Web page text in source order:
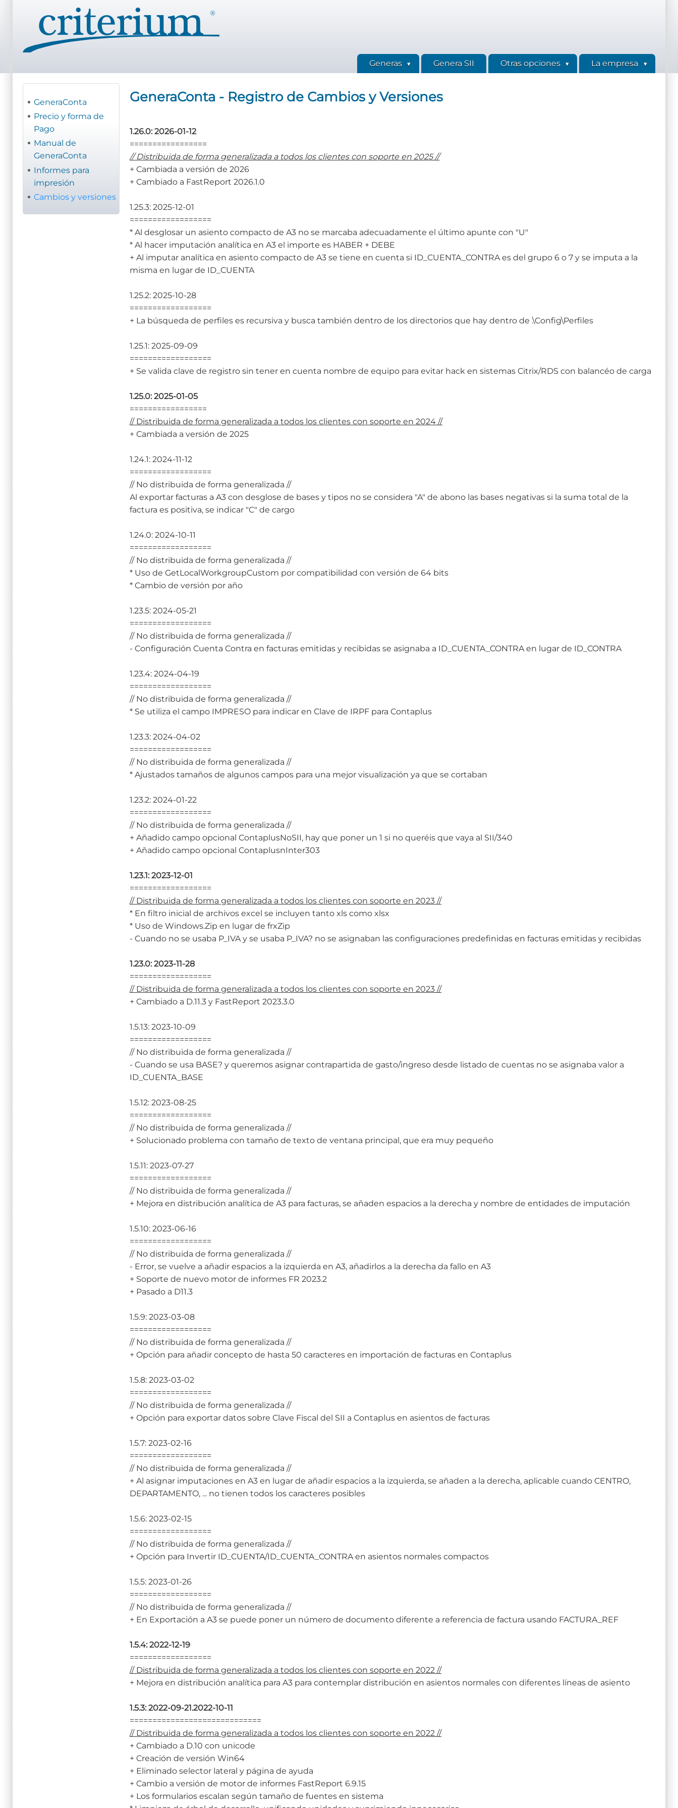
contenido
principal
Generas Genera SII Otras opciones La empresa
GeneraConta
Precio y forma de
Pago
Manual de
GeneraConta
Informes para
impresión
Cambios y versiones
GeneraConta - Registro de Cambios y Versiones
1.26.0: 2026-01-12
=================
// Distribuida de forma generalizada a todos los clientes con soporte en 2025 //
+ Cambiada a versión de 2026
+ Cambiado a FastReport 2026.1.0
1.25.3: 2025-12-01
==================
* Al desglosar un asiento compacto de A3 no se marcaba adecuadamente el último apunte con "U"
* Al hacer imputación analítica en A3 el importe es HABER + DEBE
+ Al imputar analítica en asiento compacto de A3 se tiene en cuenta si ID_CUENTA_CONTRA es del grupo 6 o 7 y se imputa a la
misma en lugar de ID_CUENTA
1.25.2: 2025-10-28
==================
+ La búsqueda de perfiles es recursiva y busca también dentro de los directorios que hay dentro de .\Config\Perfiles
1.25.1: 2025-09-09
==================
+ Se valida clave de registro sin tener en cuenta nombre de equipo para evitar hack en sistemas Citrix/RDS con balancéo de carga
1.25.0: 2025-01-05
=================
// Distribuida de forma generalizada a todos los clientes con soporte en 2024 //
+ Cambiada a versión de 2025
1.24.1: 2024-11-12
==================
// No distribuida de forma generalizada //
Al exportar facturas a A3 con desglose de bases y tipos no se considera "A" de abono las bases negativas si la suma total de la
factura es positiva, se indicar "C" de cargo
1.24.0: 2024-10-11
==================
// No distribuida de forma generalizada //
* Uso de GetLocalWorkgroupCustom por compatibilidad con versión de 64 bits
* Cambio de versión por año
1.23.5: 2024-05-21
==================
// No distribuida de forma generalizada //
- Configuración Cuenta Contra en facturas emitidas y recibidas se asignaba a ID_CUENTA_CONTRA en lugar de ID_CONTRA
1.23.4: 2024-04-19
==================
// No distribuida de forma generalizada //
* Se utiliza el campo IMPRESO para indicar en Clave de IRPF para Contaplus
1.23.3: 2024-04-02
==================
// No distribuida de forma generalizada //
* Ajustados tamaños de algunos campos para una mejor visualización ya que se cortaban
1.23.2: 2024-01-22
==================
// No distribuida de forma generalizada //
+ Añadido campo opcional ContaplusNoSII, hay que poner un 1 si no queréis que vaya al SII/340
+ Añadido campo opcional ContaplusnInter303
1.23.1: 2023-12-01
==================
// Distribuida de forma generalizada a todos los clientes con soporte en 2023 //
* En filtro inicial de archivos excel se incluyen tanto xls como xlsx
* Uso de Windows.Zip en lugar de frxZip
- Cuando no se usaba P_IVA y se usaba P_IVA? no se asignaban las configuraciones predefinidas en facturas emitidas y recibidas
1.23.0: 2023-11-28
==================
// Distribuida de forma generalizada a todos los clientes con soporte en 2023 //
+ Cambiado a D.11.3 y FastReport 2023.3.0
1.5.13: 2023-10-09
==================
// No distribuida de forma generalizada //
- Cuando se usa BASE? y queremos asignar contrapartida de gasto/ingreso desde listado de cuentas no se asignaba valor a
ID_CUENTA_BASE
1.5.12: 2023-08-25
==================
// No distribuida de forma generalizada //
+ Solucionado problema con tamaño de texto de ventana principal, que era muy pequeño
1.5.11: 2023-07-27
==================
// No distribuida de forma generalizada //
+ Mejora en distribución analítica de A3 para facturas, se añaden espacios a la derecha y nombre de entidades de imputación
1.5.10: 2023-06-16
==================
// No distribuida de forma generalizada //
- Error, se vuelve a añadir espacios a la izquierda en A3, añadirlos a la derecha da fallo en A3
+ Soporte de nuevo motor de informes FR 2023.2
+ Pasado a D11.3
1.5.9: 2023-03-08
==================
// No distribuida de forma generalizada //
+ Opción para añadir concepto de hasta 50 caracteres en importación de facturas en Contaplus
1.5.8: 2023-03-02
==================
// No distribuida de forma generalizada //
+ Opción para exportar datos sobre Clave Fiscal del SII a Contaplus en asientos de facturas
1.5.7: 2023-02-16
==================
// No distribuida de forma generalizada //
+ Al asignar imputaciones en A3 en lugar de añadir espacios a la izquierda, se añaden a la derecha, aplicable cuando CENTRO,
DEPARTAMENTO, ... no tienen todos los caracteres posibles
1.5.6: 2023-02-15
==================
// No distribuida de forma generalizada //
+ Opción para Invertir ID_CUENTA/ID_CUENTA_CONTRA en asientos normales compactos
1.5.5: 2023-01-26
==================
// No distribuida de forma generalizada //
+ En Exportación a A3 se puede poner un número de documento diferente a referencia de factura usando FACTURA_REF
1.5.4: 2022-12-19
==================
// Distribuida de forma generalizada a todos los clientes con soporte en 2022 //
+ Mejora en distribución analítica para A3 para contemplar distribución en asientos normales con diferentes líneas de asiento
1.5.3: 2022-09-21.2022-10-11
=============================
// Distribuida de forma generalizada a todos los clientes con soporte en 2022 //
+ Cambiado a D.10 con unicode
+ Creación de versión Win64
+ Eliminado selector lateral y página de ayuda
+ Cambio a versión de motor de informes FastReport 6.9.15
+ Los formularios escalan según tamaño de fuentes en sistema